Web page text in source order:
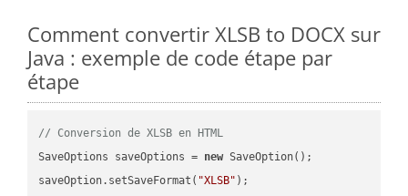
Comment convertir XLSB to DOCX sur
Java : exemple de code étape par
étape
// Conversion de XLSB en HTML
SaveOptions saveOptions = new SaveOption();
saveOption.setSaveFormat( "XLSB" );